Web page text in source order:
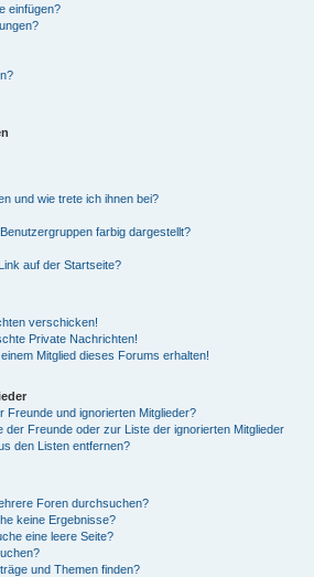
einfügen?
und wie trete ich ihnen bei?
farbig dargestellt?
auf der Startseite?
verschicken!
Private Nachrichten!
Mitglied dieses Forums erhalten!
Freunde und ignorierten Mitglieder?
der Freunde oder zur Liste der ignorierten Mitglieder
den Listen entfernen?
Foren durchsuchen?
keine Ergebnisse?
eine leere Seite?
und Themen finden?